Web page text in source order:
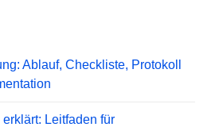
Ablauf, Checkliste, Protokoll
erklärt: Leitfaden für